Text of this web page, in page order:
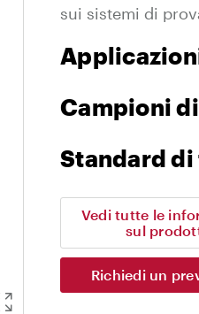
sui sistemi di
Campioni
Standard
Vedi tutte le
sul
Richiedi un